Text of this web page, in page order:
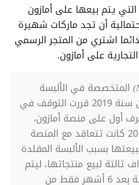
يتم بيعها على أمازون
أن تجد ماركات شهيرة
اشتري من المتجر الرسمي
على أمازون.
شركة نايك (NIKE) المتخصصة في الألبسة
الرياضية بداية من سنة 2019 قررت التوقف في
أول على منصة أمازون،
حيث في سنة 2017 كانت تتعاقد مع المنصة
بسبب الألبسة المقلدة
ثالثة لبيع منتجاتها، ليتم
التراجع عن الصفقة بعد 6 أشهر فقط من